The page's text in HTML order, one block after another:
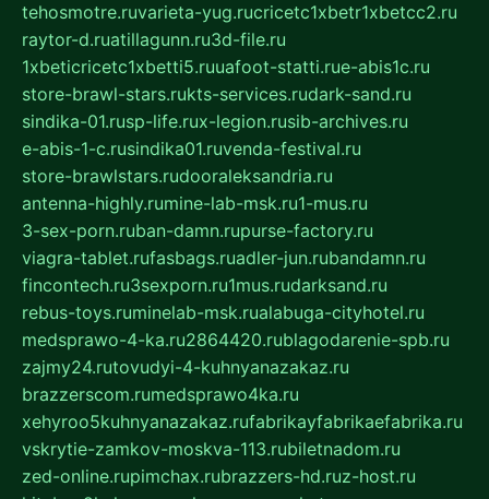
tehosmotre.ruvarieta-yug.rucricetc1xbetr1xbetcc2.ru
raytor-d.ruatillagunn.ru3d-file.ru
1xbeticricetc1xbetti5.ruuafoot-statti.rue-abis1c.ru
store-brawl-stars.rukts-services.rudark-sand.ru
sindika-01.rusp-life.rux-legion.rusib-archives.ru
e-abis-1-c.rusindika01.ruvenda-festival.ru
store-brawlstars.rudooraleksandria.ru
antenna-highly.rumine-lab-msk.ru1-mus.ru
3-sex-porn.ruban-damn.rupurse-factory.ru
viagra-tablet.rufasbags.ruadler-jun.rubandamn.ru
fincontech.ru3sexporn.ru1mus.rudarksand.ru
rebus-toys.ruminelab-msk.rualabuga-cityhotel.ru
medsprawo-4-ka.ru2864420.rublagodarenie-spb.ru
zajmy24.rutovudyi-4-kuhnyanazakaz.ru
brazzerscom.rumedsprawo4ka.ru
xehyroo5kuhnyanazakaz.rufabrikayfabrikaefabrika.ru
vskrytie-zamkov-moskva-113.rubiletnadom.ru
zed-online.rupimchax.rubrazzers-hd.ruz-host.ru